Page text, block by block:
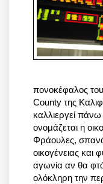
πονοκέφαλος
County της
καλλιεργεί
ονομάζεται η
Φράουλες,
οικογένειας
αγωνία αν θα
ολόκληρη την